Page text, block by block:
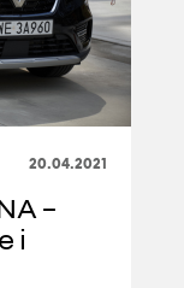
20.04.2021
–
i